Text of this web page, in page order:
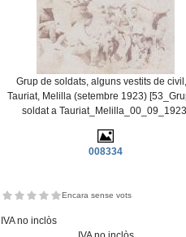
Grup de soldats, alguns vestits de
Tauriat, Melilla (setembre 1923)
soldat a
008334
Encara sense vots
IVA no inclòs